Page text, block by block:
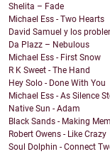
Shelita – Fade
Michael Ess - Two Hearts
David Samuel y los
Da Plazz – Nebulous
Michael Ess - First Snow
R K Sweet - The Hand
Hey Solo - Done With You
Michael Ess - As Silence
Native Sun - Adam
Black Sands - Making
Robert Owens - Like Crazy
Soul Dolphin - Connect